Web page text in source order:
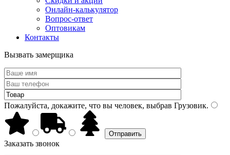
Онлайн-калькулятор
Вопрос-ответ
Оптовикам
Контакты
Вызвать замерщика
Пожалуйста, докажите, что вы человек, выбрав Грузовик.
Заказать звонок